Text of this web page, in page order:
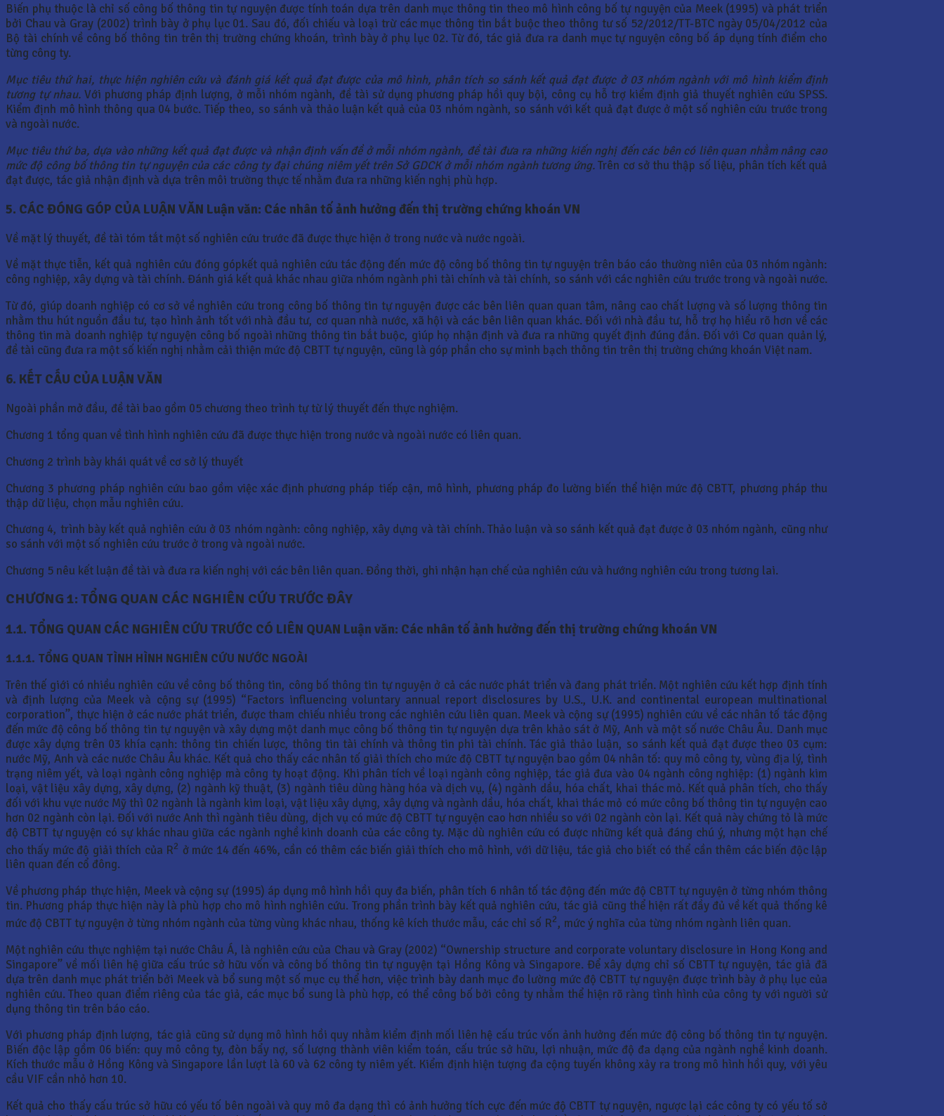
Biến phụ thuộc là chỉ số công bố thông tin tự nguyện được tính toán dựa trên danh mục thông tin theo mô hình công bố tự nguyện của Meek (1995) và phát triển
bởi Chau và Gray (2002) trình bày ở phụ lục 01. Sau đó, đối chiếu và loại trừ các mục thông tin bắt buộc theo thông tư số 52/2012/TT-BTC ngày 05/04/2012 của
Bộ tài chính về công bố thông tin trên thị trường chứng khoán, trình bày ở phụ lục 02. Từ đó, tác giả đưa ra danh mục tự nguyện công bố áp dụng tính điểm cho
từng công ty.
Mục tiêu thứ hai, thực hiện nghiên cứu và đánh giá kết quả đạt được của mô hình, phân tích so sánh kết quả đạt được ở 03 nhóm ngành với mô hình kiểm định
tương tự nhau. Với phương pháp định lượng, ở mỗi nhóm ngành, đề tài sử dụng phương pháp hồi quy bội, công cụ hỗ trợ kiểm định giả thuyết nghiên cứu SPSS.
Kiểm định mô hình thông qua 04 bước. Tiếp theo, so sánh và thảo luận kết quả của 03 nhóm ngành, so sánh với kết quả đạt được ở một số nghiên cứu trước trong
và ngoài nước.
Mục tiêu thứ ba, dựa vào những kết quả đạt được và nhận định vấn đề ở mỗi nhóm ngành, đề tài đưa ra những kiến nghị đến các bên có liên quan nhằm nâng cao
mức độ công bố thông tin tự nguyện của các công ty đại chúng niêm yết trên Sở GDCK ở mỗi nhóm ngành tương ứng.Trên cơ sở thu thập số liệu, phân tích kết quả
đạt được, tác giả nhận định và dựa trên môi trường thực tế nhằm đưa ra những kiến nghị phù hợp.
5. CÁC ĐÓNG GÓP CỦA LUẬN VĂN Luận văn: Các nhân tố ảnh hưởng đến thị trường chứng khoán VN
Về mặt lý thuyết, đề tài tóm tắt một số nghiên cứu trước đã được thực hiện ở trong nước và nước ngoài.
Về mặt thực tiễn, kết quả nghiên cứu đóng gópkết quả nghiên cứu tác động đến mức độ công bố thông tin tự nguyện trên báo cáo thường niên của 03 nhóm ngành:
công nghiệp, xây dựng và tài chính. Đánh giá kết quả khác nhau giữa nhóm ngành phi tài chính và tài chính, so sánh với các nghiên cứu trước trong và ngoài nước.
Từ đó, giúp doanh nghiệp có cơ sở về nghiên cứu trong công bố thông tin tự nguyện được các bên liên quan quan tâm, nâng cao chất lượng và số lượng thông tin
nhằm thu hút nguồn đầu tư, tạo hình ảnh tốt với nhà đầu tư, cơ quan nhà nước, xã hội và các bên liên quan khác. Đối với nhà đầu tư, hỗ trợ họ hiểu rõ hơn về các
thông tin mà doanh nghiệp tự nguyện công bố ngoài những thông tin bắt buộc, giúp họ nhận định và đưa ra những quyết định đúng đắn. Đối với Cơ quan quản lý,
đề tài cũng đưa ra một số kiến nghị nhằm cải thiện mức độ CBTT tự nguyện, cũng là góp phần cho sự minh bạch thông tin trên thị trường chứng khoán Việt nam.
6. KẾT CẤU CỦA LUẬN VĂN
Ngoài phần mở đầu, đề tài bao gồm 05 chương theo trình tự từ lý thuyết đến thực nghiệm.
Chương 1 tổng quan về tình hình nghiên cứu đã được thực hiện trong nước và ngoài nước có liên quan.
Chương 2 trình bày khái quát về cơ sở lý thuyết
Chương 3 phương pháp nghiên cứu bao gồm việc xác định phương pháp tiếp cận, mô hình, phương pháp đo lường biến thể hiện mức độ CBTT, phương pháp thu
thập dữ liệu, chọn mẫu nghiên cứu.
Chương 4, trình bày kết quả nghiên cứu ở 03 nhóm ngành: công nghiệp, xây dựng và tài chính. Thảo luận và so sánh kết quả đạt được ở 03 nhóm ngành, cũng như
so sánh với một số nghiên cứu trước ở trong và ngoài nước.
Chương 5 nêu kết luận đề tài và đưa ra kiến nghị với các bên liên quan. Đồng thời, ghi nhận hạn chế của nghiên cứu và hướng nghiên cứu trong tương lai.
CHƯƠNG 1: TỔNG QUAN CÁC NGHIÊN CỨU TRƯỚC ĐÂY
1.1. TỔNG QUAN CÁC NGHIÊN CỨU TRƯỚC CÓ LIÊN QUAN Luận văn: Các nhân tố ảnh hưởng đến thị trường chứng khoán VN
1.1.1. TỔNG QUAN TÌNH HÌNH NGHIÊN CỨU NƯỚC NGOÀI
Trên thế giới có nhiều nghiên cứu về công bố thông tin, công bố thông tin tự nguyện ở cả các nước phát triển và đang phát triển. Một nghiên cứu kết hợp định tính
và định lượng của Meek và cộng sự (1995) “Factors influencing voluntary annual report disclosures by U.S., U.K. and continental european multinational
corporation”, thực hiện ở các nước phát triển, được tham chiếu nhiều trong các nghiên cứu liên quan. Meek và cộng sự (1995) nghiên cứu về các nhân tố tác động
đến mức độ công bố thông tin tự nguyện và xây dựng một danh mục công bố thông tin tự nguyện dựa trên khảo sát ở Mỹ, Anh và một số nước Châu Âu. Danh mục
được xây dựng trên 03 khía cạnh: thông tin chiến lược, thông tin tài chính và thông tin phi tài chính. Tác giả thảo luận, so sánh kết quả đạt được theo 03 cụm:
nước Mỹ, Anh và các nước Châu Âu khác. Kết quả cho thấy các nhân tố giải thích cho mức độ CBTT tự nguyện bao gồm 04 nhân tố: quy mô công ty, vùng địa lý, tình
trạng niêm yết, và loại ngành công nghiệp mà công ty hoạt động. Khi phân tích về loại ngành công nghiệp, tác giả đưa vào 04 ngành công nghiệp: (1) ngành kim
loại, vật liệu xây dựng, xây dựng, (2) ngành kỹ thuật, (3) ngành tiêu dùng hàng hóa và dịch vụ, (4) ngành dầu, hóa chất, khai thác mỏ. Kết quả phân tích, cho thấy
đối với khu vực nước Mỹ thì 02 ngành là ngành kim loại, vật liệu xây dựng, xây dựng và ngành dầu, hóa chất, khai thác mỏ có mức công bố thông tin tự nguyện cao
hơn 02 ngành còn lại. Đối với nước Anh thì ngành tiêu dùng, dịch vụ có mức độ CBTT tự nguyện cao hơn nhiều so với 02 ngành còn lại. Kết quả này chứng tỏ là mức
độ CBTT tự nguyện có sự khác nhau giữa các ngành nghề kinh doanh của các công ty. Mặc dù nghiên cứu có được những kết quả đáng chú ý, nhưng một hạn chế
cho thấy mức độ giải thích của R2 ở mức 14 đến 46%, cần có thêm các biến giải thích cho mô hình, với dữ liệu, tác giả cho biết có thể cần thêm các biến độc lập
liên quan đến cổ đông.
Về phương pháp thực hiện, Meek và cộng sự (1995) áp dụng mô hình hồi quy đa biến, phân tích 6 nhân tố tác động đến mức độ CBTT tự nguyện ở từng nhóm thông
tin. Phương pháp thực hiện này là phù hợp cho mô hình nghiên cứu. Trong phần trình bày kết quả nghiên cứu, tác giả cũng thể hiện rất đầy đủ về kết quả thống kê
mức độ CBTT tự nguyện ở từng nhóm ngành của từng vùng khác nhau, thống kê kích thước mẫu, các chỉ số R2, mức ý nghĩa của từng nhóm ngành liên quan.
Một nghiên cứu thực nghiệm tại nước Châu Á, là nghiên cứu của Chau và Gray (2002) “Ownership structure and corporate voluntary disclosure in Hong Kong and
Singapore” về mối liên hệ giữa cấu trúc sở hữu vốn và công bố thông tin tự nguyện tại Hồng Kông và Singapore. Để xây dựng chỉ số CBTT tự nguyện, tác giả đã
dựa trên danh mục phát triển bởi Meek và bổ sung một số mục cụ thể hơn, việc trình bày danh mục đo lường mức độ CBTT tự nguyện được trình bày ở phụ lục của
nghiên cứu. Theo quan điểm riêng của tác giả, các mục bổ sung là phù hợp, có thể công bố bởi công ty nhằm thể hiện rõ ràng tình hình của công ty với người sử
dụng thông tin trên báo cáo.
Với phương pháp định lượng, tác giả cũng sử dụng mô hình hồi quy nhằm kiểm định mối liên hệ cấu trúc vốn ảnh hưởng đến mức độ công bố thông tin tự nguyện.
Biến độc lập gồm 06 biến: quy mô công ty, đòn bẩy nợ, số lượng thành viên kiểm toán, cấu trúc sở hữu, lợi nhuận, mức độ đa dạng của ngành nghề kinh doanh.
Kích thước mẫu ở Hồng Kông và Singapore lần lượt là 60 và 62 công ty niêm yết. Kiểm định hiện tượng đa cộng tuyến không xảy ra trong mô hình hồi quy, với yêu
cầu VIF cần nhỏ hơn 10.
Kết quả cho thấy cấu trúc sở hữu có yếu tố bên ngoài và quy mô đa dạng thì có ảnh hưởng tích cực đến mức độ CBTT tự nguyện, ngược lại các công ty có yếu tố sở